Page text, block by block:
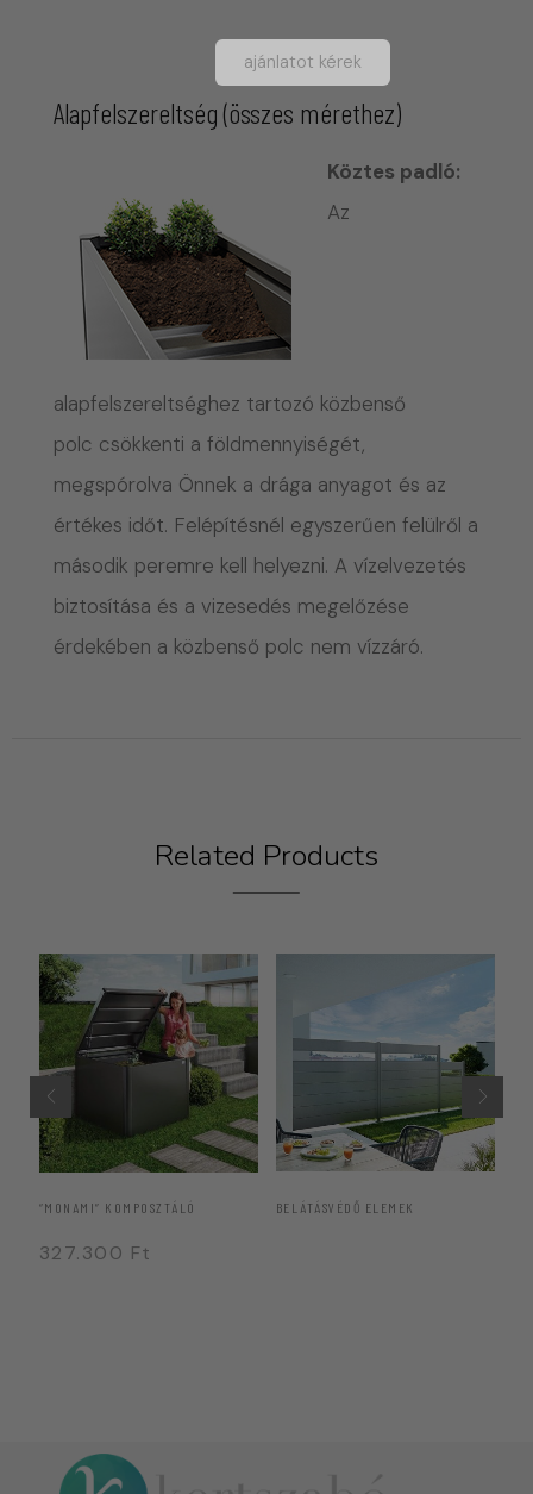
Alapfelszereltség (összes mérethez)
Köztes padló:
Az
alapfelszereltséghez tartozó közbenső
polc csökkenti a földmennyiségét,
megspórolva Önnek a drága anyagot és az
értékes időt. Felépítésnél egyszerűen felülről a
második peremre kell helyezni. A vízelvezetés
biztosítása és a vizesedés megelőzése
érdekében a közbenső polc nem vízzáró.
Related Products
“MONAMI” KOMPOSZTÁLÓ
327.300 Ft
BELÁTÁSVÉDŐ ELEMEK
ajánlatot kérek